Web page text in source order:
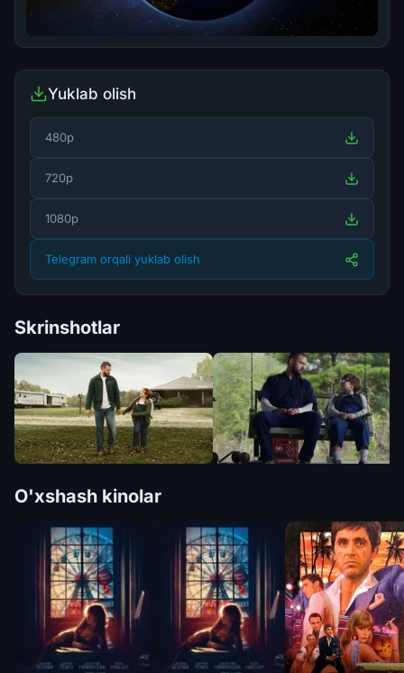
Yuklab olish
480p
720p
1080p
Telegram orqali yuklab olish
Skrinshotlar
O'xshash kinolar